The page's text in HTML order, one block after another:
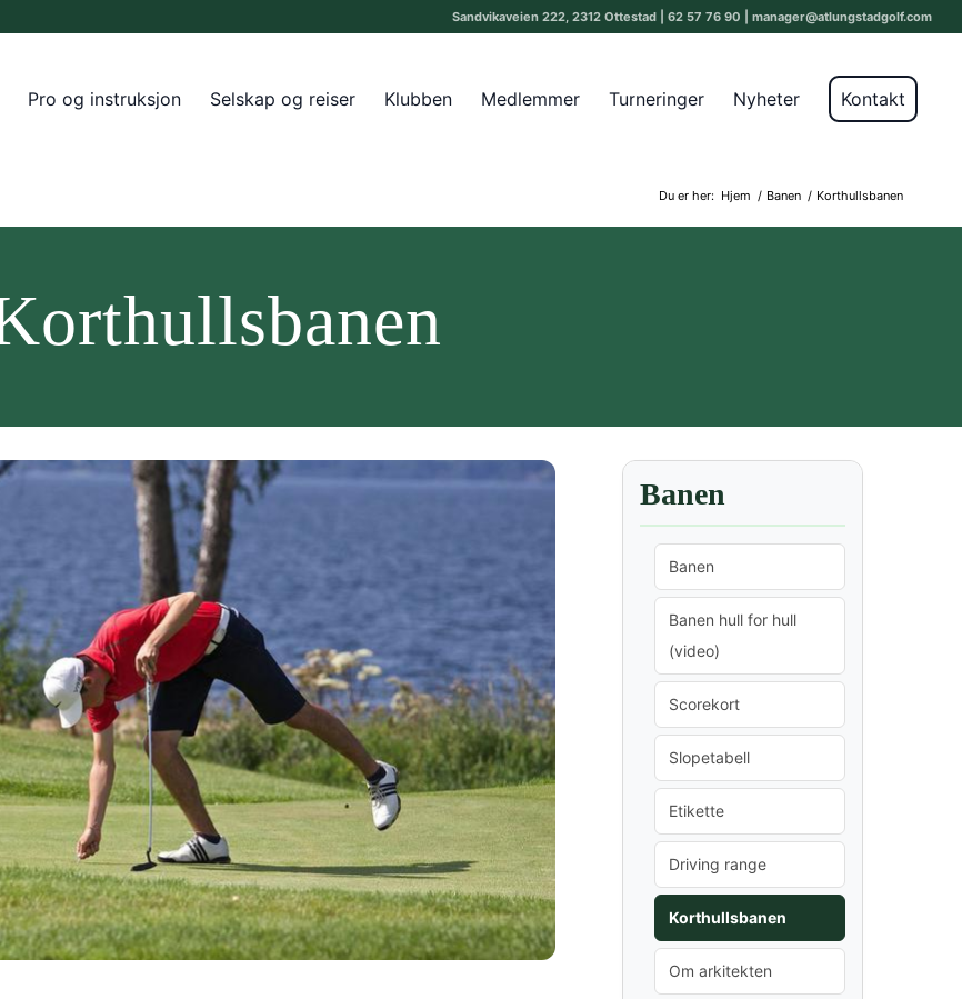
Sandvikaveien 222, 2312 Ottestad | 62 57 76 90 | manager@atlungstadgolf.com
Pro og instruksjon Selskap og reiser Klubben Medlemmer Turneringer Nyheter Kontakt
Du er her: Hjem / Banen / Korthullsbanen
Banen
Banen
Banen hull for hull
(video)
Scorekort
Slopetabell
Etikette
Driving range
Korthullsbanen
Om arkitekten